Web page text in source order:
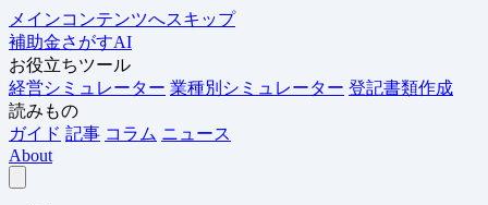
メインコンテンツへスキップ
補助金さがすAI
お役立ちツール
経営シミュレーター 業種別シミュレーター 登記書類作成
読みもの
ガイド 記事 コラム ニュース
About